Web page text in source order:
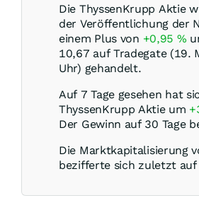
Die ThyssenKrupp Aktie
der Veröffentlichung der
einem Plus von +0,95 %
10,67 auf Tradegate (19.
Uhr) gehandelt.
Auf 7 Tage gesehen hat
ThyssenKrupp Aktie um
Der Gewinn auf 30 Tage
Die Marktkapitalisierung
bezifferte sich zuletzt